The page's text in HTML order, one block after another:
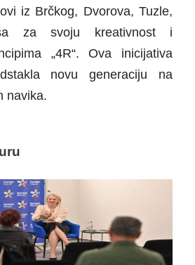
iz Brčkog, Dvorova, Tuzle,
za svoju kreativnost i
„4R“. Ova inicijativa
novu generaciju na
navika.